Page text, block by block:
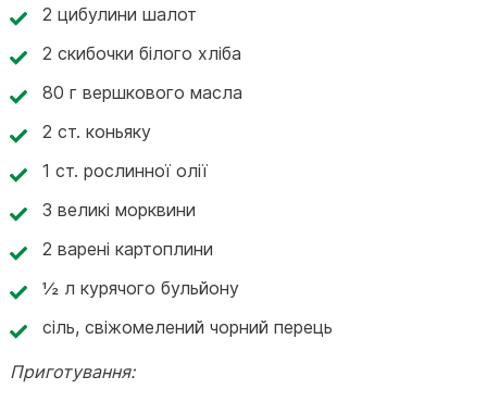
2 цибулини шалот
2 скибочки білого хліба
80 г вершкового масла
2 ст. коньяку
1 ст. рослинної олії
3 великі морквини
2 варені картоплини
½ л курячого бульйону
сіль, свіжомелений чорний перець
Приготування: